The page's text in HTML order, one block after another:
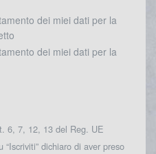
dei miei dati per la
dei miei dati per la
6, 7, 12, 13 del Reg. UE
“Iscriviti” dichiaro di aver preso